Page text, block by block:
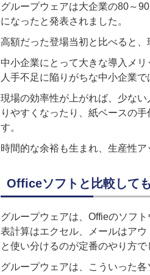
グループウェアは大企業の80～
になったと発表されました。
高額だった登場当初と比べると
中小企業にとって大きな導入メ
人手不足に陥りがちな中小企業
現場の効率性が上がれば、少な
りやすくなったり、紙ベースの
す。
時間的な余裕も生まれ、生産性
Officeソフトと比較して
グループウェアは、Offieのソフ
表計算はエクセル、メールはア
と使い分けるのが定番のやり方で
グループウェアは、こういった